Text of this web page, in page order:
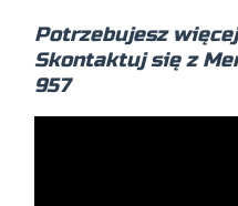
Potrzebujesz
Skontaktuj się z
957